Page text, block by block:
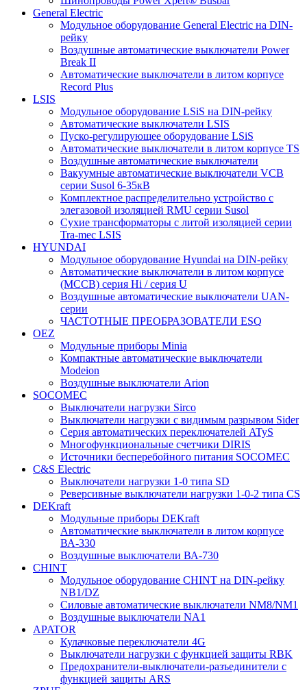
General Electric
Модульное оборудование General Electric на DIN-
рейку
Воздушные автоматические выключатели Power
Break II
Автоматические выключатели в литом корпусе
Record Plus
LSIS
Модульное оборудование LSiS на DIN-рейку
Автоматические выключатели LSIS
Пуско-регулирующее оборудование LSiS
Автоматические выключатели в литом корпусе TS
Воздушные автоматические выключатели
Вакуумные автоматические выключатели VCB
серии Susol 6-35кВ
Комплектное распределительно устройство с
элегазовой изоляцией RMU серии Susol
Сухие трансформаторы с литой изоляцией серии
Tra-mec LSIS
HYUNDAI
Модульное оборудование Hyundai на DIN-рейку
Автоматические выключатели в литом корпусе
(МССВ) серия Hi / серия U
Воздушные автоматические выключатели UAN-
серии
ЧАСТОТНЫЕ ПРЕОБРАЗОВАТЕЛИ ESQ
OEZ
Модульные приборы Minia
Компактные автоматические выключатели
Modeion
Воздушные выключатели Arion
SOCOMEC
Выключатели нагрузки Sirco
Выключатели нагрузки с видимым разрывом Sider
Серия автоматических переключателей ATyS
Многофункциональные счетчики DIRIS
Источники бесперебойного питания SOCOMEC
C&S Electric
Выключатели нагрузки 1-0 типа SD
Реверсивные выключатели нагрузки 1-0-2 типа CS
DEKraft
Модульные приборы DEKraft
Автоматические выключатели в литом корпусе
ВА-330
Воздушные выключатели ВА-730
CHINT
Модульное оборудование CHINT на DIN-рейку
NB1/DZ
Силовые автоматические выключатели NM8/NM1
Воздушные выключатели NA1
APATOR
Кулачковые переключатели 4G
Выключатели нагрузки с функцией защиты RBK
Предохранители-выключатели-разъединители с
функцией защиты ARS